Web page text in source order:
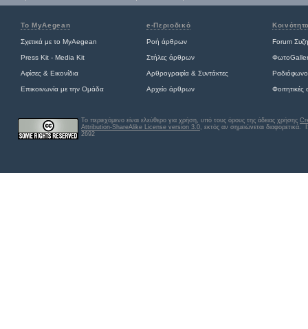
Το MyAegean e-Περιοδικό
Σχετικά με το MyAegean Ροή άρθρων Forum
Press Kit - Media Kit Στήλες άρθρων
Αφίσες & Εικονίδια Αρθρογραφία & Συντάκτες Ραδιόφωνο
Επικοινωνία με την Ομάδα Αρχείο άρθρων
Το περιεχόμενο είναι ελεύθερο για χρήση, υπό τους όρους της άδειας χρήσης
Attribution-ShareAlike License version 3.0, εκτός αν σημειώνεται διαφορετικά.
2692